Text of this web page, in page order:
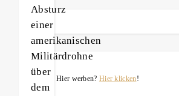
Absturz
einer
amerikanischen
Militärdrohne
über
dem
Hier werben? Hier klicken!